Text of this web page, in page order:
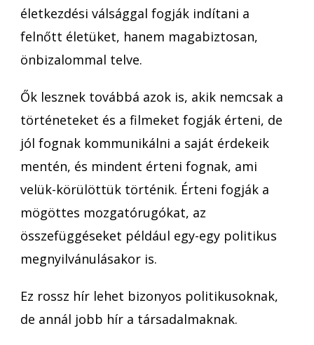
életkezdési válsággal fogják indítani a
felnőtt életüket, hanem magabiztosan,
önbizalommal telve.
Ők lesznek továbbá azok is, akik nemcsak a
történeteket és a filmeket fogják érteni, de
jól fognak kommunikálni a saját érdekeik
mentén, és mindent érteni fognak, ami
velük-körülöttük történik. Érteni fogják a
mögöttes mozgatórugókat, az
összefüggéseket például egy-egy politikus
megnyilvánulásakor is.
Ez rossz hír lehet bizonyos politikusoknak,
de annál jobb hír a társadalmaknak.